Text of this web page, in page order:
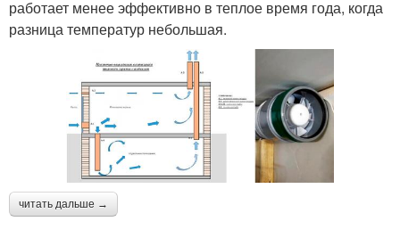
работает менее эффективно в теплое время года, когда
разница температур небольшая.
читать дальше →